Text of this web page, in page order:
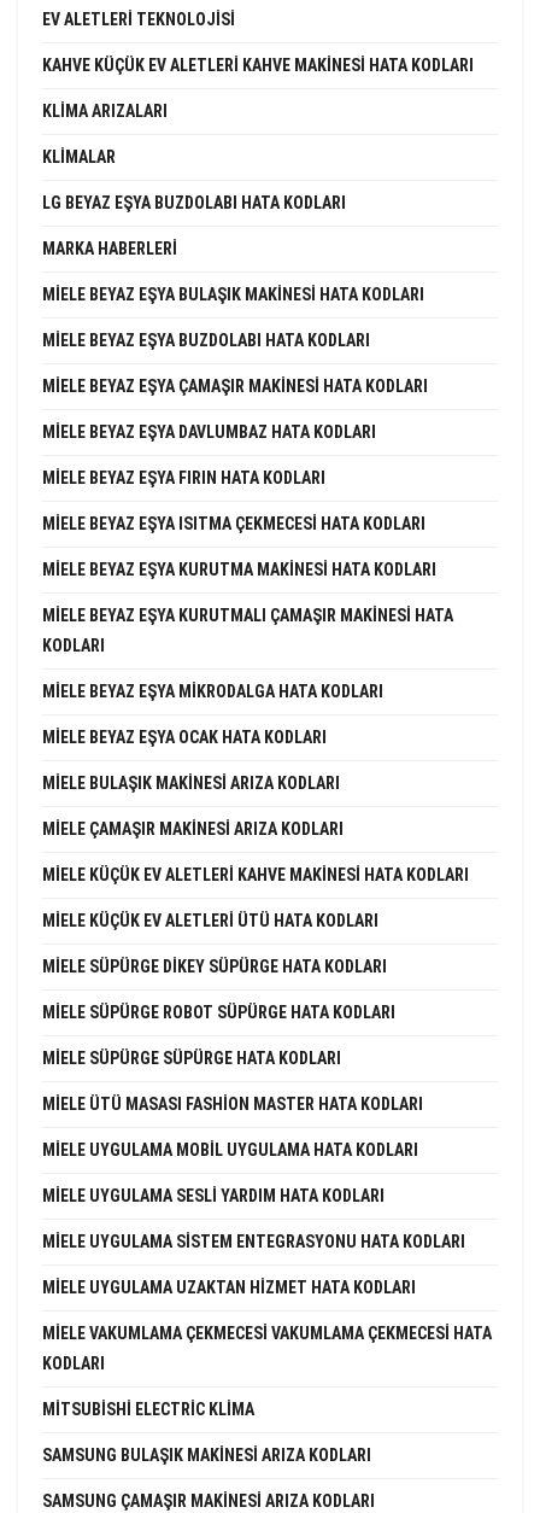
EV ALETLERI TEKNOLOJISI
KAHVE KÜÇÜK EV ALETLERI KAHVE MAKINESI HATA KODLARI
KLIMA ARIZALARI
KLIMALAR
LG BEYAZ EŞYA BUZDOLABI HATA KODLARI
MARKA HABERLERI
MIELE BEYAZ EŞYA BULAŞIK MAKINESI HATA KODLARI
MIELE BEYAZ EŞYA BUZDOLABI HATA KODLARI
MIELE BEYAZ EŞYA ÇAMAŞIR MAKINESI HATA KODLARI
MIELE BEYAZ EŞYA DAVLUMBAZ HATA KODLARI
MIELE BEYAZ EŞYA FIRIN HATA KODLARI
MIELE BEYAZ EŞYA ISITMA ÇEKMECESI HATA KODLARI
MIELE BEYAZ EŞYA KURUTMA MAKINESI HATA KODLARI
MIELE BEYAZ EŞYA KURUTMALI ÇAMAŞIR MAKINESI HATA
KODLARI
MIELE BEYAZ EŞYA MIKRODALGA HATA KODLARI
MIELE BEYAZ EŞYA OCAK HATA KODLARI
MIELE BULAŞIK MAKINESI ARIZA KODLARI
MIELE ÇAMAŞIR MAKINESI ARIZA KODLARI
MIELE KÜÇÜK EV ALETLERI KAHVE MAKINESI HATA KODLARI
MIELE KÜÇÜK EV ALETLERI ÜTÜ HATA KODLARI
MIELE SÜPÜRGE DIKEY SÜPÜRGE HATA KODLARI
MIELE SÜPÜRGE ROBOT SÜPÜRGE HATA KODLARI
MIELE SÜPÜRGE SÜPÜRGE HATA KODLARI
MIELE ÜTÜ MASASI FASHION MASTER HATA KODLARI
MIELE UYGULAMA MOBIL UYGULAMA HATA KODLARI
MIELE UYGULAMA SESLI YARDIM HATA KODLARI
MIELE UYGULAMA SISTEM ENTEGRASYONU HATA KODLARI
MIELE UYGULAMA UZAKTAN HIZMET HATA KODLARI
MIELE VAKUMLAMA ÇEKMECESI VAKUMLAMA ÇEKMECESI HATA
KODLARI
MITSUBISHI ELECTRIC KLIMA
SAMSUNG BULAŞIK MAKINESI ARIZA KODLARI
SAMSUNG ÇAMAŞIR MAKINESI ARIZA KODLARI